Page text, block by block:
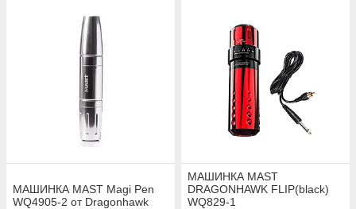
МАШИНКА MAST Magi Pen
WQ4905-2 от Dragonhawk
МАШИНКА MAST
DRAGONHAWK FLIP(black)
WQ829-1